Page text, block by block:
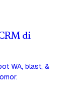
di
WA, blast, &